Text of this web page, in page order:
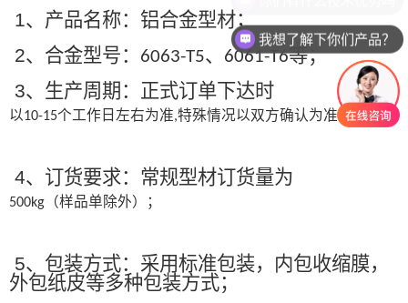
1、产品名称：铝合金型材；
2、合金型号： 6063-T5、 6061-T6等；
3、生产周期：正式订单下达时
以10-15个工作日左右为准,特殊情况以双方确认为准；
4、订货要求：常规型材订货量为
500kg （样品单除外）；
5、包装方式：采用标准包装，内包收缩膜，
外包纸皮等多种包装方式；
我想了解下你们产品？